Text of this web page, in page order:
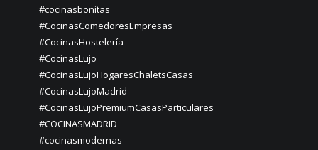
#cocinasbonitas
#CocinasComedoresEmpresas
#CocinasHostelería
#CocinasLujo
#CocinasLujoHogaresChaletsCasas
#CocinasLujoMadrid
#CocinasLujoPremiumCasasParticulares
#COCINASMADRID
#cocinasmodernas